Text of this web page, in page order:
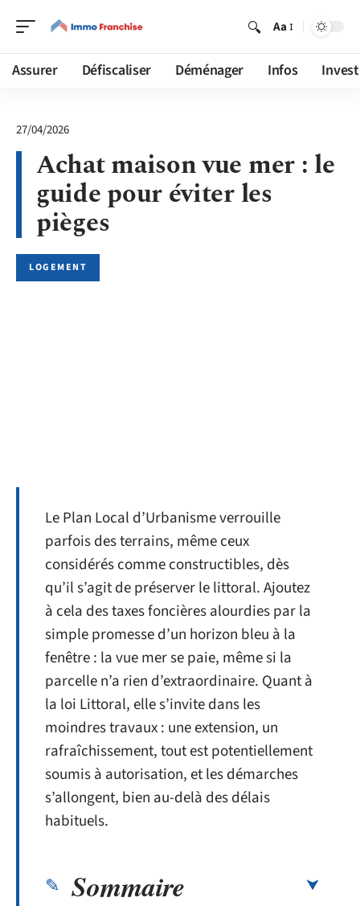
Aa
Assurer Défiscaliser Déménager Infos
27/04/2026
Achat maison vue mer : le
guide pour éviter les
pièges
LOGEMENT
Le Plan Local d’Urbanisme verrouille
parfois des terrains, même ceux
considérés comme constructibles, dès
qu’il s’agit de préserver le littoral. Ajoutez
à cela des taxes foncières alourdies par la
simple promesse d’un horizon bleu à la
fenêtre : la vue mer se paie, même si la
parcelle n’a rien d’extraordinaire. Quant à
la loi Littoral, elle s’invite dans les
moindres travaux : une extension, un
rafraîchissement, tout est potentiellement
soumis à autorisation, et les démarches
s’allongent, bien au-delà des délais
habituels.
Sommaire